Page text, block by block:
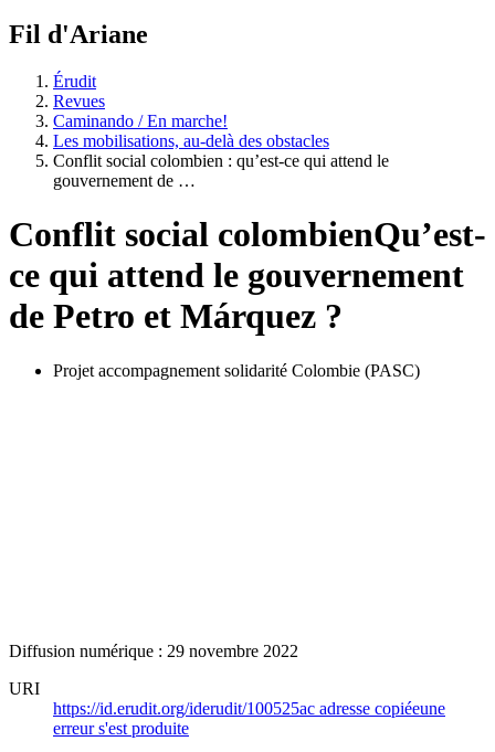
Fil d'Ariane
Érudit
Revues
Caminando / En marche!
Les mobilisations, au-delà des obstacles
Conflit social colombien : qu’est-ce qui attend le
gouvernement de …
Conflit social colombienQu’est-
ce qui attend le gouvernement
de Petro et Márquez ?
Projet accompagnement solidarité Colombie (PASC)
Diffusion numérique : 29 novembre 2022
URI
https://id.erudit.org/iderudit/100525ac adresse copiéeune
erreur s'est produite